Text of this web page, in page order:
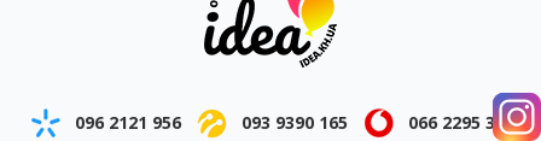
096 2121 956 093 9390 165 066 2295 343